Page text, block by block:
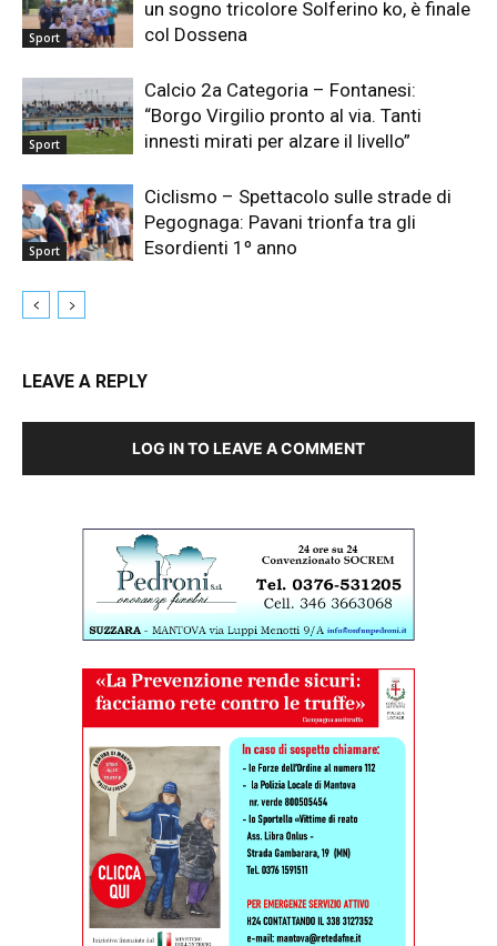
Sport
un sogno tricolore Solferino ko, è finale
col Dossena
Sport
Calcio 2a Categoria – Fontanesi:
“Borgo Virgilio pronto al via. Tanti
innesti mirati per alzare il livello”
Sport
Ciclismo – Spettacolo sulle strade di
Pegognaga: Pavani trionfa tra gli
Esordienti 1º anno
LEAVE A REPLY
LOG IN TO LEAVE A COMMENT